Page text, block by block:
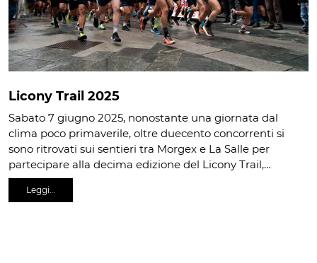
Licony Trail 2025
Sabato 7 giugno 2025, nonostante una giornata dal
clima poco primaverile, oltre duecento concorrenti si
sono ritrovati sui sentieri tra Morgex e La Salle per
partecipare alla decima edizione del Licony Trail,…
Leggi…